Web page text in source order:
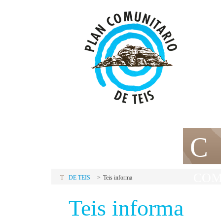
C
T DE TEIS Teis informa
Teis informa